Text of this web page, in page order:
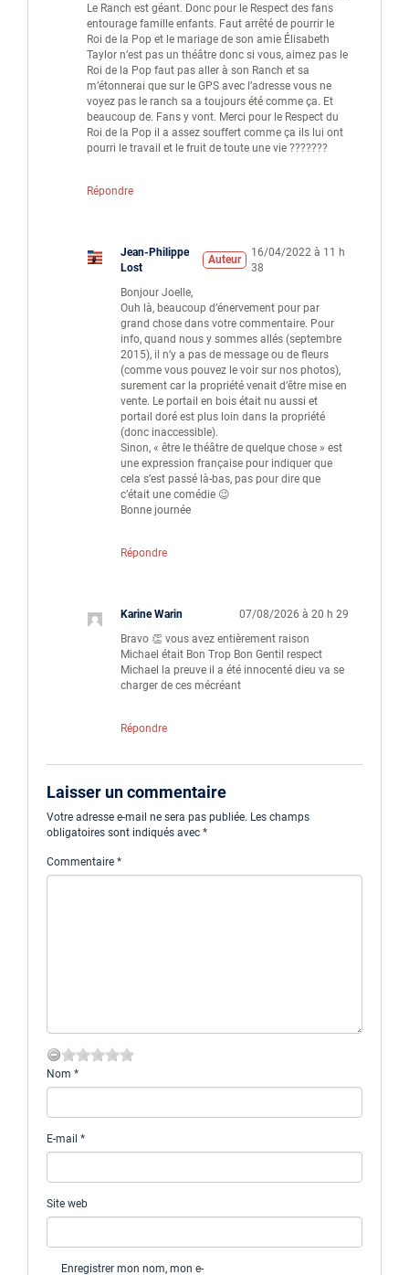
Le Ranch est géant. Donc pour le Respect des fans
entourage famille enfants. Faut arrêté de pourrir le
Roi de la Pop et le mariage de son amie Élisabeth
Taylor n’est pas un théâtre donc si vous, aimez pas le
Roi de la Pop faut pas aller à son Ranch et sa
m’étonnerai que sur le GPS avec l’adresse vous ne
voyez pas le ranch sa a toujours été comme ça. Et
beaucoup de. Fans y vont. Merci pour le Respect du
Roi de la Pop il a assez souffert comme ça ils lui ont
pourri le travail et le fruit de toute une vie ???????
Répondre
Jean-Philippe
Lost
Auteur
16/04/2022 à 11 h
38
Bonjour Joelle,
Ouh là, beaucoup d’énervement pour par
grand chose dans votre commentaire. Pour
info, quand nous y sommes allés (septembre
2015), il n’y a pas de message ou de fleurs
(comme vous pouvez le voir sur nos photos),
surement car la propriété venait d’être mise en
vente. Le portail en bois était nu aussi et
portail doré est plus loin dans la propriété
(donc inaccessible).
Sinon, « être le théâtre de quelque chose » est
une expression française pour indiquer que
cela s’est passé là-bas, pas pour dire que
c’était une comédie 😉
Bonne journée
Répondre
Karine Warin
07/08/2026 à 20 h 29
Bravo 👏 vous avez entièrement raison
Michael était Bon Trop Bon Gentil respect
Michael la preuve il a été innocenté dieu va se
charger de ces mécréant
Répondre
Laisser un commentaire
Votre adresse e-mail ne sera pas publiée. Les champs
obligatoires sont indiqués avec *
Commentaire *
Nom *
E-mail *
Site web
Enregistrer mon nom, mon e-